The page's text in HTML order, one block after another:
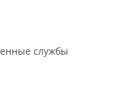
службы